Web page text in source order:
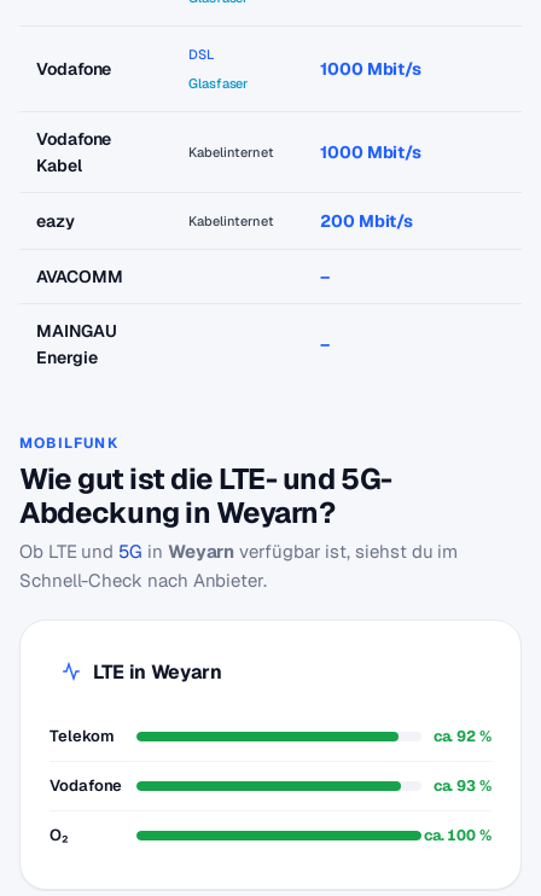
Vodafone
DSL
Glasfaser
1000 Mbit/s
Vodafone
Kabel
Kabelinternet 1000 Mbit/s
eazy Kabelinternet 200 Mbit/s
AVACOMM –
MAINGAU
Energie
–
MOBILFUNK
Wie gut ist die LTE- und 5G-
Abdeckung in Weyarn?
Ob LTE und 5G in Weyarn verfügbar ist, siehst du im
Schnell-Check nach Anbieter.
LTE in Weyarn
Telekom ca. 92 %
Vodafone ca. 93 %
O₂ ca. 100 %